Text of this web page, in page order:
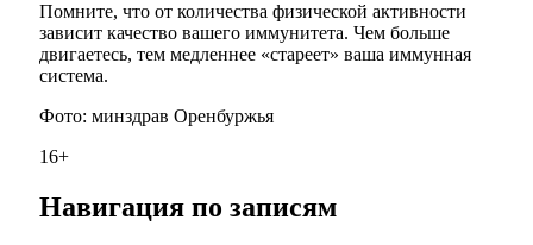
Помните, что от количества физической активности
зависит качество вашего иммунитета. Чем больше
двигаетесь, тем медленнее «стареет» ваша иммунная
система.
Фото: минздрав Оренбуржья
16+
Навигация по записям